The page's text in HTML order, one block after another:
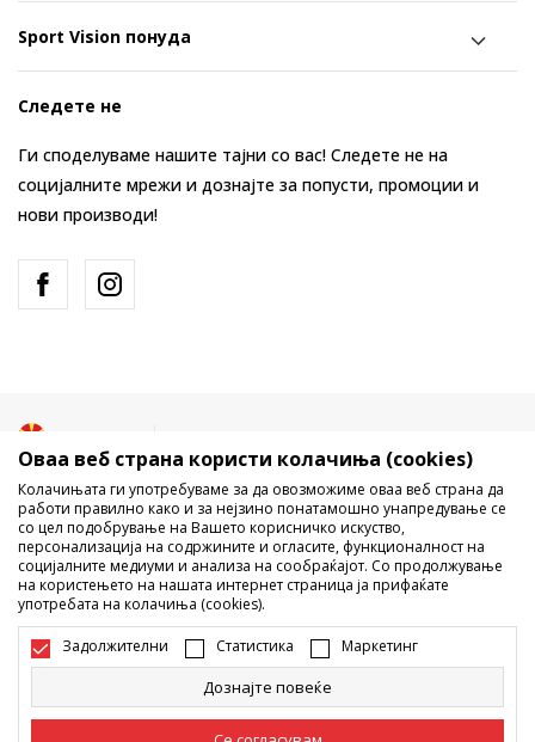
Sport Vision понуда
Следете не
Ги споделуваме нашите тајни со вас! Следете не на
социјалните мрежи и дознајте за попусти, промоции и
нови производи!
Не е дозволено превземање или користење на содржината од
интернет страните на Sport Vision, делумно или целосно a се
однесува на логоа, трговски марки, комерцијални содржини, ниту
истите да се отстапуваат на трети лица, јавно да се објавуваат или да
се користат за било какви цели, без писмена согласност од БДС.МК
ДООЕЛ.
Настојуваме да бидеме што попрецизни во описот на производот,
Оваа веб страна користи колачиња (cookies)
Колачињата ги употребуваме за да овозможиме оваа веб страна да
работи правилно како и за нејзино понатамошно унапредување се
со цел подобрување на Вашето корисничко искуство,
персонализација на содржините и огласите, функционалност на
социјалните медиуми и анализа на сообраќајот. Со продолжување
на користењето на нашата интернет страница ја прифаќате
употребата на колачиња (cookies).
Задолжителни Статистика Маркетинг
Дознајте повеќе